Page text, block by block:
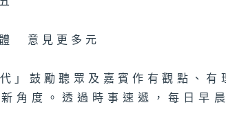
意見更多元
代」鼓勵聽眾及嘉賓作有觀點、
角度。透過時事速遞，每日早